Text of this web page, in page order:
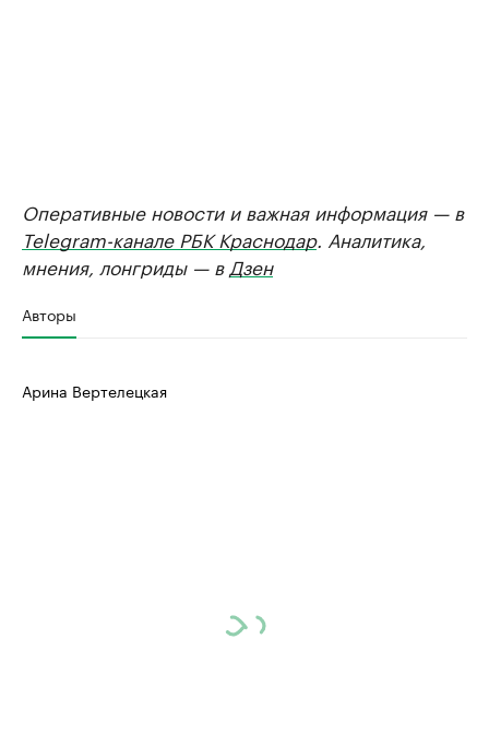
Оперативные новости и важная информация — в
Telegram-канале РБК Краснодар. Аналитика,
мнения, лонгриды — в Дзен
Авторы
Арина Вертелецкая